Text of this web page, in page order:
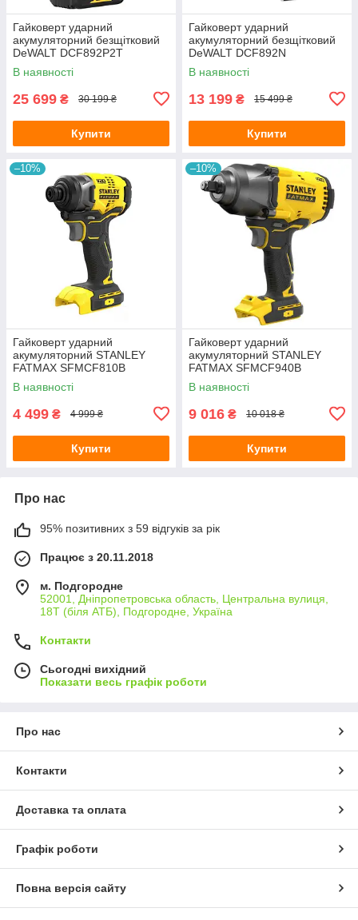
Гайковерт ударний
акумуляторний безщітковий
DeWALT DCF892P2T
В наявності
25 699 ₴ 30 199 ₴
Купити
Гайковерт ударний
акумуляторний безщітковий
DeWALT DCF892N
В наявності
13 199 ₴ 15 499 ₴
Купити
–10%
Гайковерт ударний
акумуляторний STANLEY
FATMAX SFMCF810B
В наявності
4 499 ₴ 4 999 ₴
Купити
–10%
Гайковерт ударний
акумуляторний STANLEY
FATMAX SFMCF940B
В наявності
9 016 ₴ 10 018 ₴
Купити
Про нас
95% позитивних з 59 відгуків за рік
Працює з 20.11.2018
м. Подгородне
52001, Дніпропетровська область, Центральна вулиця,
18Т (біля АТБ), Подгородне, Україна
Контакти
Сьогодні вихідний
Показати весь графік роботи
Про нас
Контакти
Доставка та оплата
Графік роботи
Повна версія сайту